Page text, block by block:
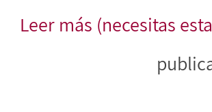
Leer más (necesitas